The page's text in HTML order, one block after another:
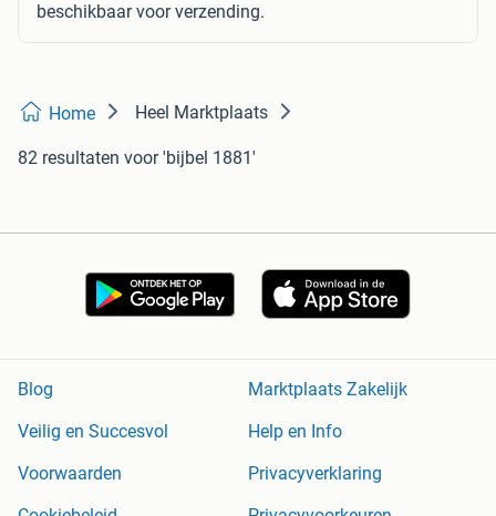
beschikbaar voor verzending.
Home Heel Marktplaats
82 resultaten voor 'bijbel 1881'
Blog
Marktplaats Zakelijk
Veilig en Succesvol
Help en Info
Voorwaarden
Privacyverklaring